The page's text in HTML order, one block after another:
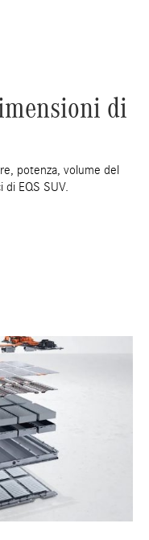
di
potenza, volume del
EQS SUV.